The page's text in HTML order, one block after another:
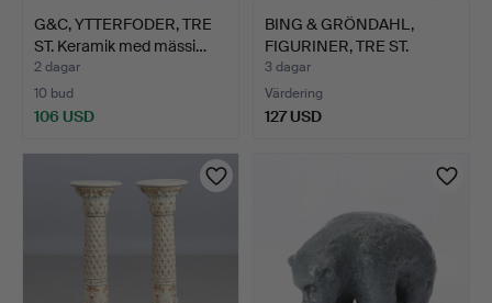
G&C, YTTERFODER, TRE
ST. Keramik med mässi…
2 dagar
10 bud
106 USD
BING & GRÖNDAHL,
FIGURINER, TRE ST.
Porsli…
3 dagar
Värdering
127 USD